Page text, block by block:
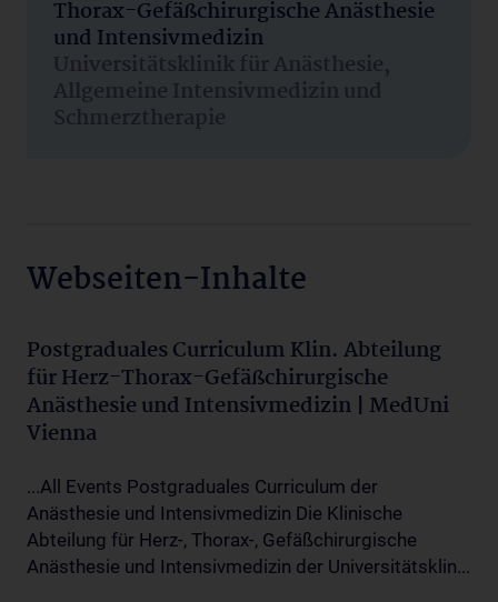
Thorax-Gefäßchirurgische Anästhesie
und Intensivmedizin
Universitätsklinik für Anästhesie,
Allgemeine Intensivmedizin und
Schmerztherapie
Webseiten-Inhalte
Postgraduales Curriculum Klin. Abteilung
für Herz-Thorax-Gefäßchirurgische
Anästhesie und Intensivmedizin | MedUni
Vienna
...All Events Postgraduales Curriculum der
Anästhesie und Intensivmedizin Die Klinische
Abteilung für Herz-, Thorax-, Gefäßchirurgische
Anästhesie und Intensivmedizin der Universitätsklin...